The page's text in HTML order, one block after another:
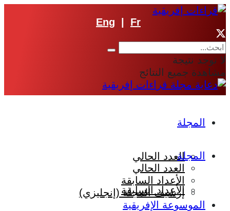
Eng Fr
لا توجد نتيجة
مشاهدة جميع النتائج
المجلة
العدد الحالي
الأعداد السابقة
المجلة
العدد الحالي
الأعداد السابقة
إرشيف المجلة (إنجليزي)
الموسوعة الإفريقية